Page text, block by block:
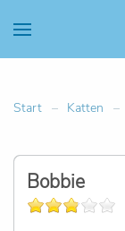
Start Katten
Bobbie